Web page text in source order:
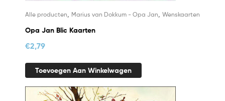
Alle producten Marius van Dokkum - Opa Jan Wenskaarten
Opa Jan Blic Kaarten
€2,79
Toevoegen Aan Winkelwagen